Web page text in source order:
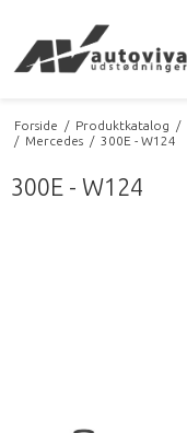
Forside / Produktkatalog /
/ Mercedes / 300E - W124
300E - W124